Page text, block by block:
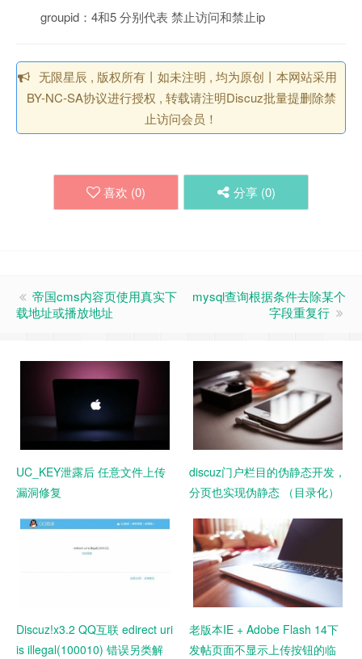
groupid：4和5 分别代表 禁止访问和禁止ip
无限星辰 , 版权所有丨如未注明 , 均为原创丨本网站采用
BY-NC-SA协议进行授权 , 转载请注明Discuz批量提删除禁
止访问会员！
喜欢 (0) 分享 (0)
帝国cms内容页使用真实下
载地址或播放地址
mysql查询根据条件去除某个
字段重复行
UC_KEY泄露后 任意文件上传
漏洞修复
discuz门户栏目的伪静态开发，
分页也实现伪静态 （目录化）
Discuz!x3.2 QQ互联 edirect uri
is illegal(100010) 错误另类解
老版本IE + Adobe Flash 14下
发帖页面不显示上传按钮的临